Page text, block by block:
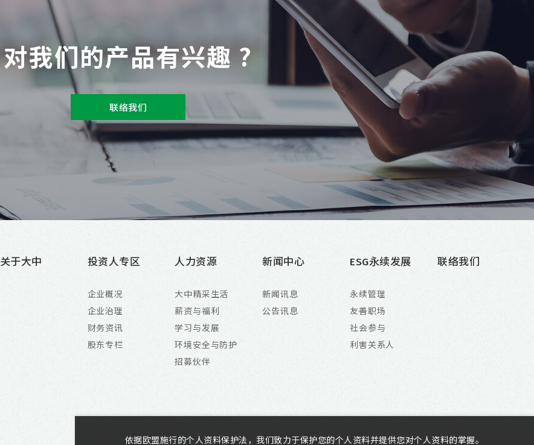
对我们的产品有兴趣 ?
联络我们
关于大中 投资人专区
企业概况
企业治理
财务资讯
股东专栏
人力资源
大中精采生活
薪资与福利
学习与发展
环境安全与防护
招募伙伴
新闻中心
新闻讯息
公告讯息
ESG永续发展
永续管理
友善职场
社会参与
利害关系人
联络我们
依据欧盟施行的个人资料保护法，我们致力于保护您的个人资料并提供您对个人资料的掌握。